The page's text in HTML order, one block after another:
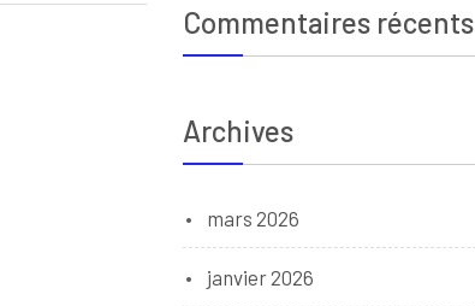
Commentaires récents
Archives
mars 2026
janvier 2026